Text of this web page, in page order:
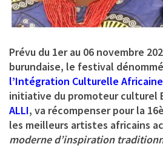
Prévu du 1er au 06 novembre
burundaise, le festival
l’Intégration Culturelle Africaine
initiative du promoteur culturel
ALLI, va récompenser pour la
les meilleurs artistes africains
moderne d’inspiration